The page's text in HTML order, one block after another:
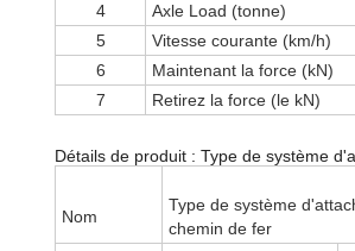
4
Axle Load (tonne)
5
Vitesse courante (km/h)
6
Maintenant la force (kN)
7
Retirez la force (le kN)
Détails de produit : Type de système
Nom
Type de système
chemin de fer